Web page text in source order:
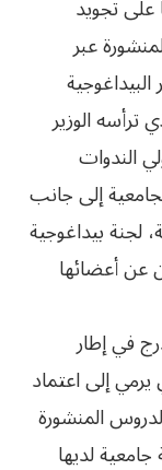
تجويد
عبر
ترأسه الوزير
الندوات
إلى جانب
لجنة بيداغوجية
عن أعضائها
في إطار
إلى اعتماد
المنشورة
لديها